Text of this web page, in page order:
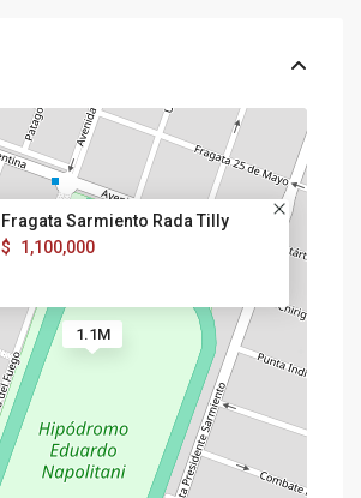
1.1M
Fragata Sarmiento Rada Tilly
$
1,100,000